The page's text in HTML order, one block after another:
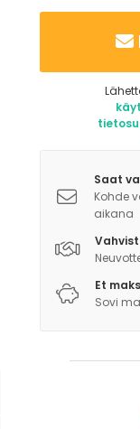
Saat
Kohde
aikana
Et
Sovi